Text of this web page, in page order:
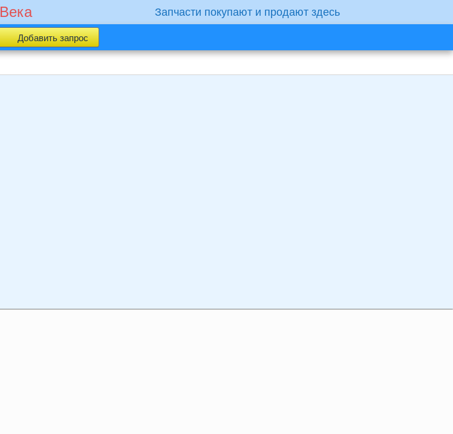
Запчасти покупают и продают здесь
Добавить запрос